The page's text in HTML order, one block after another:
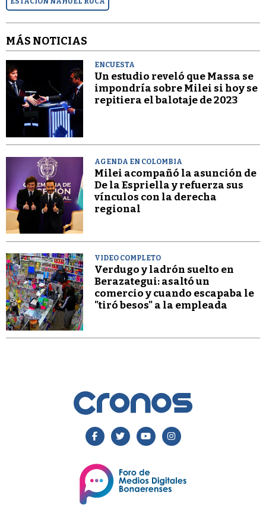
MÁS NOTICIAS
ENCUESTA
Un estudio reveló que Massa se
impondría sobre Milei si hoy se
repitiera el balotaje de 2023
AGENDA EN COLOMBIA
Milei acompañó la asunción de
De la Espriella y refuerza sus
vínculos con la derecha
regional
VIDEO COMPLETO
Verdugo y ladrón suelto en
Berazategui: asaltó un
comercio y cuando escapaba le
"tiró besos" a la empleada